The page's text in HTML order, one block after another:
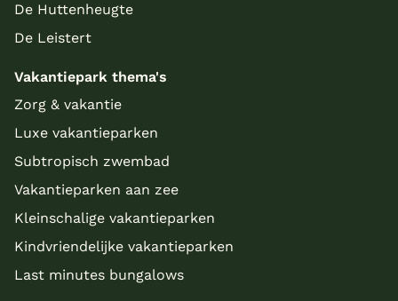
De Huttenheugte
De Leistert
Vakantiepark thema's
Zorg & vakantie
Luxe vakantieparken
Subtropisch zwembad
Vakantieparken aan zee
Kleinschalige vakantieparken
Kindvriendelijke vakantieparken
Last minutes bungalows